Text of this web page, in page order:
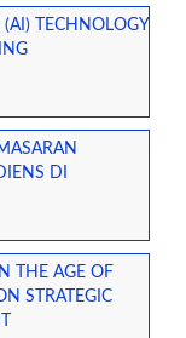
(AI) TECHNOLOGY
DI
THE AGE OF
STRATEGIC